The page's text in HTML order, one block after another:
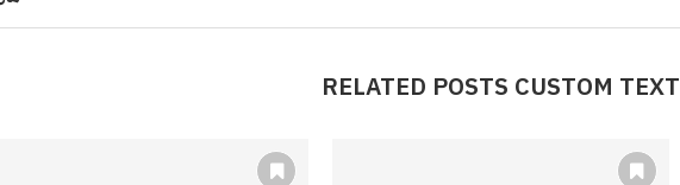
RELATED POSTS CUSTOM TEXT